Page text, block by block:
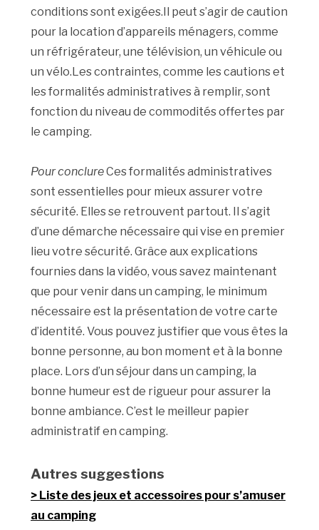
conditions sont exigées.Il peut s’agir de caution
pour la location d’appareils ménagers, comme
un réfrigérateur, une télévision, un véhicule ou
un vélo.Les contraintes, comme les cautions et
les formalités administratives à remplir, sont
fonction du niveau de commodités offertes par
le camping.
Pour conclureCes formalités administratives
sont essentielles pour mieux assurer votre
sécurité. Elles se retrouvent partout. Il s’agit
d’une démarche nécessaire qui vise en premier
lieu votre sécurité. Grâce aux explications
fournies dans la vidéo, vous savez maintenant
que pour venir dans un camping, le minimum
nécessaire est la présentation de votre carte
d’identité. Vous pouvez justifier que vous êtes la
bonne personne, au bon moment et à la bonne
place. Lors d’un séjour dans un camping, la
bonne humeur est de rigueur pour assurer la
bonne ambiance. C’est le meilleur papier
administratif en camping.
Autres suggestions
Liste des jeux et accessoires pour s’amuser
au camping